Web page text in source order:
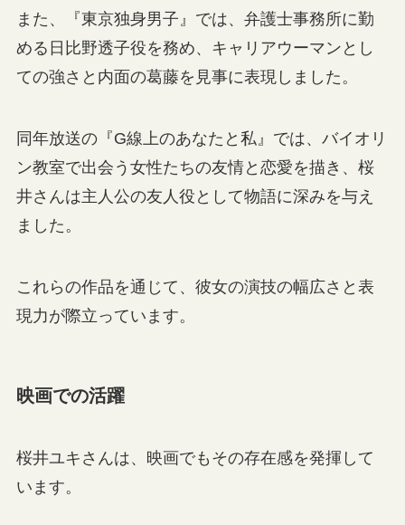
また、『東京独身男子』では、弁護士事務所に勤
める日比野透子役を務め、キャリアウーマンとし
ての強さと内面の葛藤を見事に表現しました。
同年放送の『G線上のあなたと私』では、バイオリ
ン教室で出会う女性たちの友情と恋愛を描き、桜
井さんは主人公の友人役として物語に深みを与え
ました。
これらの作品を通じて、彼女の演技の幅広さと表
現力が際立っています。
映画での活躍
桜井ユキさんは、映画でもその存在感を発揮して
います。